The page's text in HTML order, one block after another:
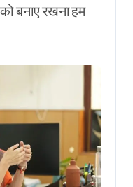
बनाए रखना हम